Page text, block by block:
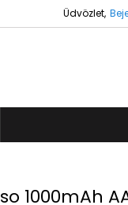
Üdvözlet,
1000mAh